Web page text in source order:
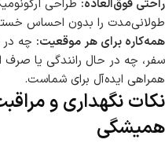
راحتی فوق‌العاده: طراحی
طولانی‌مدت را بدون احساس
همه‌کاره برای هر موقعیت: چه
سفر، چه در حال رانندگی یا
همراهی ایده‌آل برای شماست.
نکات نگهداری و
همیشگی